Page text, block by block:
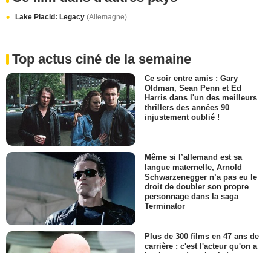
Lake Placid: Legacy (Allemagne)
Top actus ciné de la semaine
Ce soir entre amis : Gary
Oldman, Sean Penn et Ed
Harris dans l'un des meilleurs
thrillers des années 90
injustement oublié !
Même si l’allemand est sa
langue maternelle, Arnold
Schwarzenegger n’a pas eu le
droit de doubler son propre
personnage dans la saga
Terminator
Plus de 300 films en 47 ans de
carrière : c'est l'acteur qu'on a